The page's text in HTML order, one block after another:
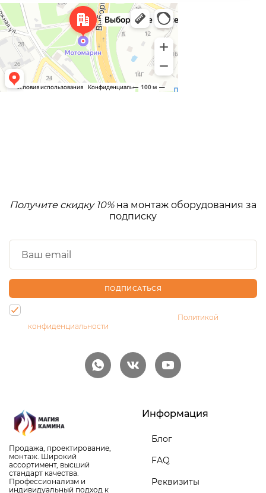
Получите скидку 10%на монтаж оборудования за
подписку
ПОДПИСАТЬСЯ
Политикой
конфиденциальности
Продажа, проектирование,
монтаж. Широкий
ассортимент, высший
стандарт качества.
Профессионализм и
индивидуальный подход к
Информация
Блог
FAQ
Реквизиты